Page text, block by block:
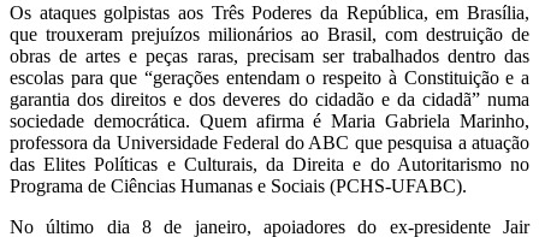
Os ataques golpistas aos Três Poderes da República, em Brasília,
que trouxeram prejuízos milionários ao Brasil, com destruição de
obras de artes e peças raras, precisam ser trabalhados dentro das
escolas para que “gerações entendam o respeito à Constituição e a
garantia dos direitos e dos deveres do cidadão e da cidadã” numa
sociedade democrática. Quem afirma é Maria Gabriela Marinho,
professora da Universidade Federal do ABC que pesquisa a atuação
das Elites Políticas e Culturais, da Direita e do Autoritarismo no
Programa de Ciências Humanas e Sociais (PCHS-UFABC).
No último dia 8 de janeiro, apoiadores do ex-presidente Jair